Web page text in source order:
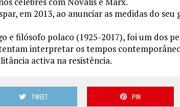
em 2013, ao anunciar as medidas do seu
e filósofo polaco (1925-2017), foi um dos
interpretar os tempos
activa na resistência.
TWEET PIN